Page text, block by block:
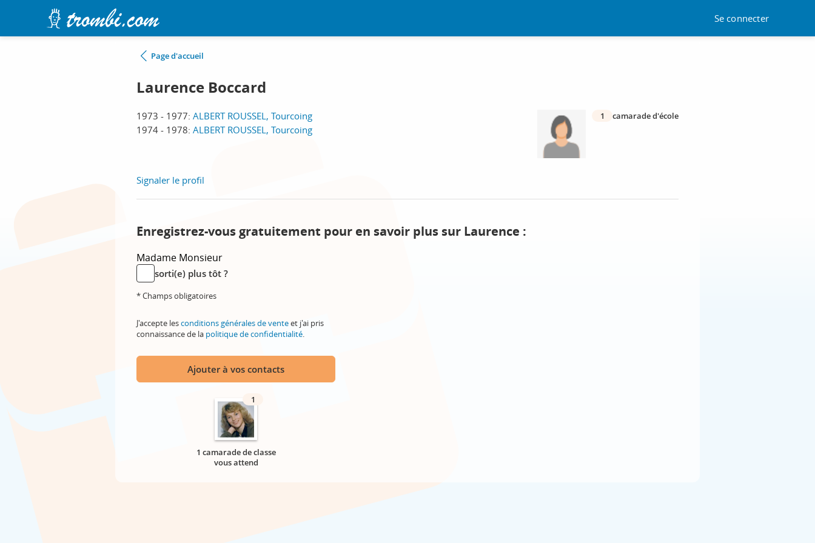
Se connecter
Page d'accueil
Laurence Boccard
1973 - 1977: ALBERT ROUSSEL, Tourcoing
1974 - 1978: ALBERT ROUSSEL, Tourcoing
1 camarade d'école
Signaler le profil
Enregistrez-vous gratuitement pour en savoir plus sur Laurence :
Madame Monsieur
sorti(e) plus tôt ?
* Champs obligatoires
J'accepte lesconditions générales de venteet j'ai pris
connaissance de la politique de confidentialité.
Ajouter à vos contacts
1
1 camarade de classe
vous attend